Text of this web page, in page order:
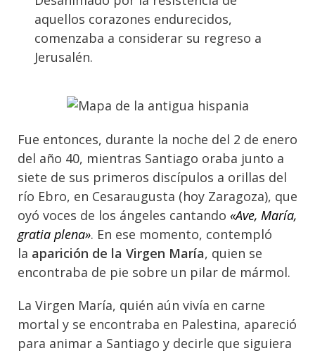
aquellos corazones endurecidos,
comenzaba a considerar su regreso a
Jerusalén.
Fue entonces, durante la noche del 2 de enero
del año 40, mientras Santiago oraba junto a
siete de sus primeros discípulos a orillas del
río Ebro, en Cesaraugusta (hoy Zaragoza), que
oyó voces de los ángeles cantando «Ave, María,
gratia plena». En ese momento, contempló
la aparición de la Virgen María, quien se
encontraba de pie sobre un pilar de mármol.
La Virgen María, quién aún vivía en carne
mortal y se encontraba en Palestina, apareció
para animar a Santiago y decirle que siguiera